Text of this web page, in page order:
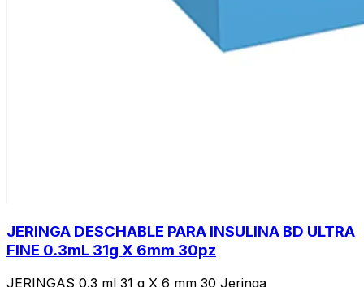
JERINGA DESCHABLE PARA INSULINA BD ULTRA
FINE 0.3mL 31g X 6mm 30pz
JERINGAS 0.3 ml 31 g X 6 mm 30 Jeringa